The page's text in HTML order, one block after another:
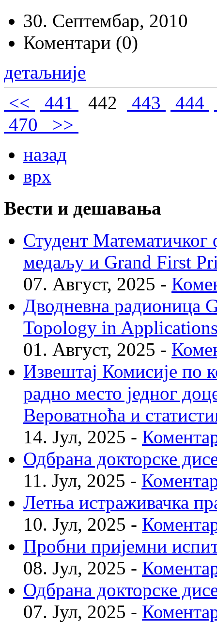
30. Септембар, 2010
Коментари (0)
детаљније
<<
441 442 443 444
470
>>
назад
врх
Вести и дешавања
Студент Математичког
медаљу и Grand First
07. Август, 2025 -
Дводневна радионица
Topology in
01. Август, 2025 -
Извештај Комисије по
радно место једног
Вероватноћа и
14. Јул, 2025 -
Одбрана докторске
11. Јул, 2025 -
Летња истраживачка
10. Јул, 2025 -
Пробни пријемни
08. Јул, 2025 -
Одбрана докторске
07. Јул, 2025 -